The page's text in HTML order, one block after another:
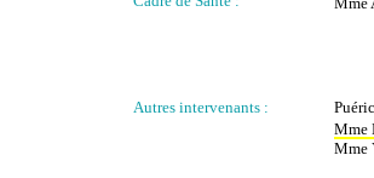
Autres intervenants :
Mme
Mme